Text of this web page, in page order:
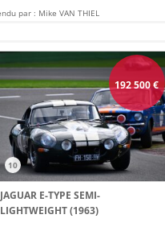
par : Mike VAN THIEL
192 500€
10
JAGUAR E-TYPE SEMI-
LIGHTWEIGHT (1963)